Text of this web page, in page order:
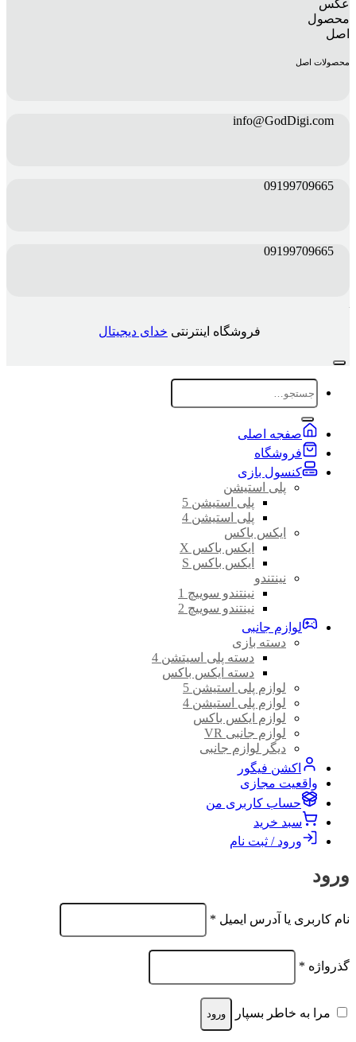
محصولات اصل
info@GodDigi.com
09199709665
09199709665
فروشگاه اینترنتی خدای دیجیتال
جستجو
برای:
صفجه اصلی
فروشگاه
کنسول بازی
پلی استیشن
پلی استیشن 5
پلی استیشن 4
ایکس باکس
ایکس باکس X
ایکس باکس S
نینتندو
نینتندو سوییچ 1
نینتندو سوییچ 2
لوازم جانبی
دسته بازی
دسته پلی اسیتشن 4
دسته ایکس باکس
لوازم پلی استیشن 5
لوازم پلی استیشن 4
لوازم ایکس باکس
لوازم جانبی VR
دیگر لوازم جانبی
اکشن فیگور
واقعیت مجازی
حساب کاربری من
سبد خرید
ورود / ثبت نام
ورود
نام کاربری یا آدرس ایمیل *
الزامی
گذرواژه *
الزامی
مرا به خاطر بسپار ورود